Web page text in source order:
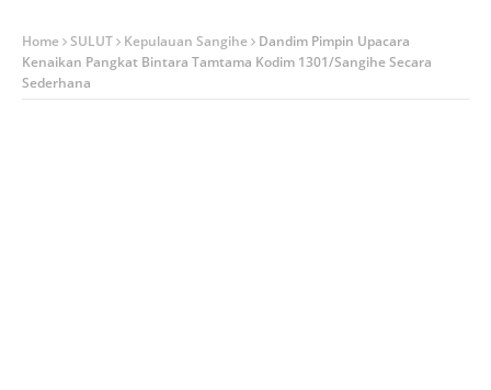
Home SULUT Kepulauan Sangihe
Dandim Pimpin Upacara
Kenaikan Pangkat Bintara Tamtama Kodim 1301/Sangihe Secara
Sederhana